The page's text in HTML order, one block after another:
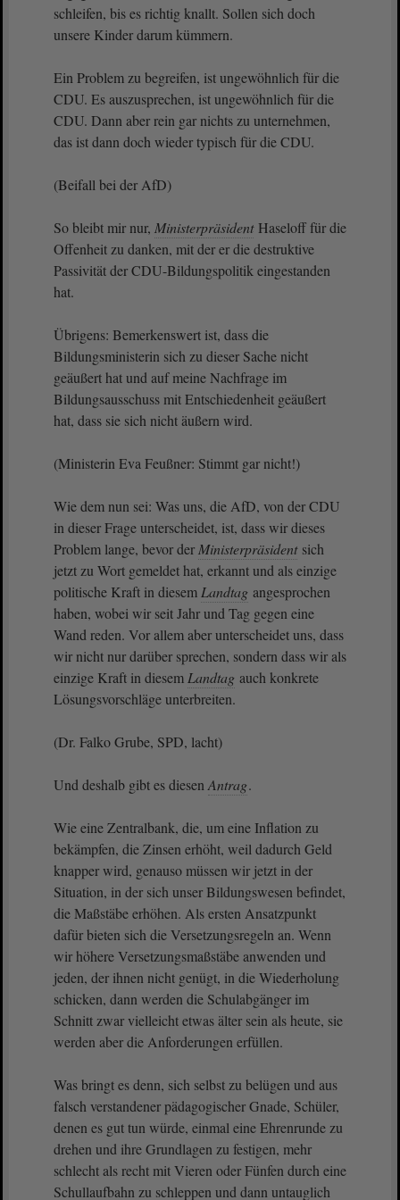
schleifen, bis es richtig knallt. Sollen sich doch
unsere Kinder darum kümmern.
Ein Problem zu begreifen, ist ungewöhnlich für die
CDU. Es auszusprechen, ist ungewöhnlich für die
CDU. Dann aber rein gar nichts zu unternehmen,
das ist dann doch wieder typisch für die CDU.
(Beifall bei der AfD)
So bleibt mir nur, Ministerpräsident Haseloff für die
Offenheit zu danken, mit der er die destruktive
Passivität der CDU-Bildungspolitik eingestanden
hat.
Übrigens: Bemerkenswert ist, dass die
Bildungsministerin sich zu dieser Sache nicht
geäußert hat und auf meine Nachfrage im
Bildungsausschuss mit Entschiedenheit geäußert
hat, dass sie sich nicht äußern wird.
(Ministerin Eva Feußner: Stimmt gar nicht!)
Wie dem nun sei: Was uns, die AfD, von der CDU
in dieser Frage unterscheidet, ist, dass wir dieses
Problem lange, bevor der Ministerpräsident sich
jetzt zu Wort gemeldet hat, erkannt und als einzige
politische Kraft in diesem Landtag angesprochen
haben, wobei wir seit Jahr und Tag gegen eine
Wand reden. Vor allem aber unterscheidet uns, dass
wir nicht nur darüber sprechen, sondern dass wir als
einzige Kraft in diesem Landtag auch konkrete
Lösungsvorschläge unterbreiten.
(Dr. Falko Grube, SPD, lacht)
Und deshalb gibt es diesen Antrag.
Wie eine Zentralbank, die, um eine Inflation zu
bekämpfen, die Zinsen erhöht, weil dadurch Geld
knapper wird, genauso müssen wir jetzt in der
Situation, in der sich unser Bildungswesen befindet,
die Maßstäbe erhöhen. Als ersten Ansatzpunkt
dafür bieten sich die Versetzungsregeln an. Wenn
wir höhere Versetzungsmaßstäbe anwenden und
jeden, der ihnen nicht genügt, in die Wiederholung
schicken, dann werden die Schulabgänger im
Schnitt zwar vielleicht etwas älter sein als heute, sie
werden aber die Anforderungen erfüllen.
Was bringt es denn, sich selbst zu belügen und aus
falsch verstandener pädagogischer Gnade, Schüler,
denen es gut tun würde, einmal eine Ehrenrunde zu
drehen und ihre Grundlagen zu festigen, mehr
schlecht als recht mit Vieren oder Fünfen durch eine
Schullaufbahn zu schleppen und dann untauglich